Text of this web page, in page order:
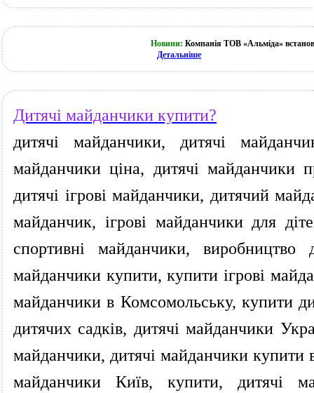
Новини: Компанія ТОВ «Альміда»
Детальніше
Дитячі майданчики купити?
дитячі майданчики, дитячі
майданчики ціна, дитячі майданчики
дитячі ігрові майданчики, дитячий
майданчик, ігрові майданчики для
спортивні майданчики, виробництво
майданчики купити, купити ігрові
майданчики в Комсомольську, купити
дитячих садків, дитячі майданчики
майданчики, дитячі майданчики купити
майданчики Київ, купити, дитячі